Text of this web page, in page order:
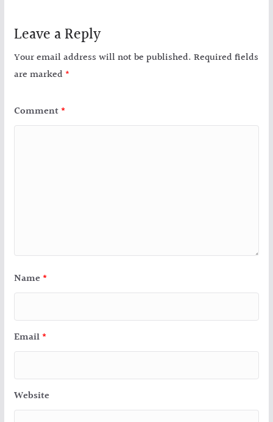
Leave a Reply
Your email address will not be published. Required fields
are marked *
Comment *
Name *
Email *
Website